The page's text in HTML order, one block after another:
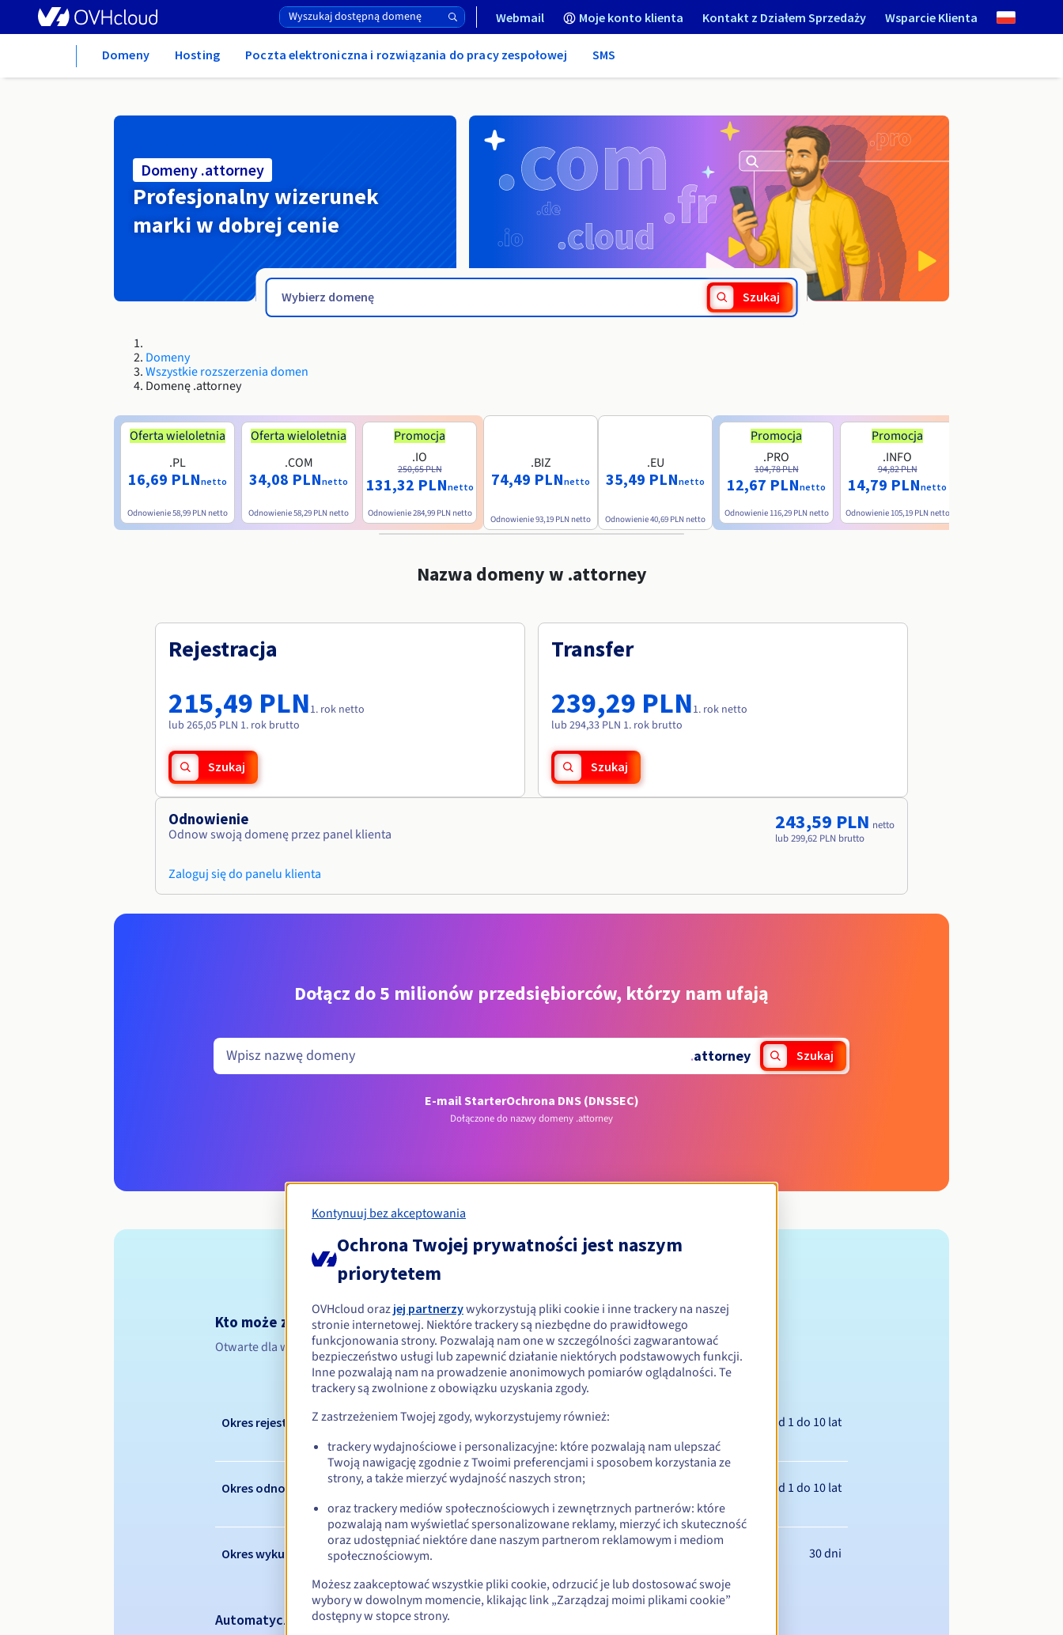
Webmail Moje konto klienta Kontakt z Działem Sprzedaży Wsparcie Klienta
Domeny Hosting Poczta elektroniczna i rozwiązania do pracy zespołowej SMS
Domeny .attorney
Profesjonalny wizerunek
marki w dobrej cenie
Szukaj
Domeny
Wszystkie rozszerzenia domen
Domenę .attorney
Oferta wieloletnia
.PL
16,69 PLNnetto
Odnowienie58,99 PLN netto
Oferta wieloletnia
.COM
34,08 PLNnetto
Odnowienie58,29 PLN netto
Promocja
.IO
250,65 PLN
131,32 PLNnetto
Odnowienie284,99 PLN netto
.BIZ
74,49 PLNnetto
Odnowienie93,19 PLN netto
.EU
35,49 PLNnetto
Odnowienie40,69 PLN netto
Promocja
.PRO
104,78 PLN
12,67 PLNnetto
Odnowienie 116,29 PLN netto
Promocja
.INFO
94,82 PLN
14,79 PLNnetto
Odnowienie 105,19 PLN netto
Nazwa domeny w .attorney
Rejestracja
215,49 PLN1. rok netto
lub 265,05 PLN 1. rok brutto
Szukaj
Transfer
239,29 PLN1. rok netto
lub 294,33 PLN 1. rok brutto
Szukaj
Odnowienie
Odnow swoją domenę przez panel klienta
Zaloguj się do panelu klienta
243,59 PLN netto
lub 299,62 PLN brutto
Dołącz do 5 milionów przedsiębiorców, którzy nam ufają
.attorney Szukaj
E-mail StarterOchrona DNS (DNSSEC)
Dołączone do nazwy domeny .attorney
Kto może zarejestrować domenę .attorney?
Otwarte dla wszystkich osób fizycznych i prawnych, bez ograniczeń geograficznych.
Zasady zarządzania i powiadomienia
Okres rejestracji Od 1 do 10 lat
Okres odnowienia Od 1 do 10 lat
Okres wykupu 30 dni
Automatyczne powiadomienia:
Kontynuuj bez akceptowania
Ochrona Twojej prywatności jest naszym
priorytetem
OVHcloud oraz jej partnerzywykorzystują pliki cookie i inne trackery na naszej
stronie internetowej. Niektóre trackery są niezbędne do prawidłowego
funkcjonowania strony. Pozwalają nam one w szczególności zagwarantować
bezpieczeństwo usługi lub zapewnić działanie niektórych podstawowych funkcji.
Inne pozwalają nam na prowadzenie anonimowych pomiarów oglądalności. Te
trackery są zwolnione z obowiązku uzyskania zgody.
Z zastrzeżeniem Twojej zgody, wykorzystujemy również:
trackery wydajnościowe i personalizacyjne: które pozwalają nam ulepszać
Twoją nawigację zgodnie z Twoimi preferencjami i sposobem korzystania ze
strony, a także mierzyć wydajność naszych stron;
oraz trackery mediów społecznościowych i zewnętrznych partnerów: które
pozwalają nam wyświetlać spersonalizowane reklamy, mierzyć ich skuteczność
oraz udostępniać niektóre dane naszym partnerom reklamowym i mediom
społecznościowym.
Możesz zaakceptować wszystkie pliki cookie, odrzucić je lub dostosować swoje
wybory w dowolnym momencie, klikając link „Zarządzaj moimi plikami cookie”
dostępny w stopce strony.